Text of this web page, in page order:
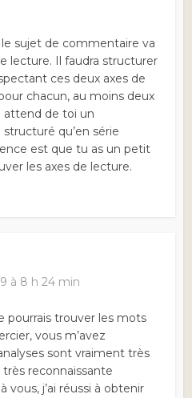
sujet de commentaire va
lecture. Il faudra structurer
ces deux axes de
chacun, au moins deux
attend de toi un
qu’en série
est que tu as un petit
les axes de lecture.
à 8 h 24 min
pourrais trouver les mots
vous m’avez
sont vraiment très
reconnaissante
vous, j’ai réussi à obtenir